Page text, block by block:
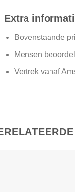
Extra
Bovenstaande
Mensen
Vertrek vanaf